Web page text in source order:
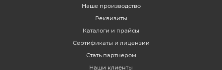
Наше производство
Реквизиты
Каталоги и прайсы
Сертификаты и лицензии
Стать партнером
Наши клиенты